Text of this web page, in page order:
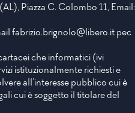
Piazza C. Colombo 11, Email:
fabrizio.brignolo@libero.itpec
che informatici (ivi
istituzionalmente richiesti e
all’interesse pubblico cui è
cui è soggetto il titolare del